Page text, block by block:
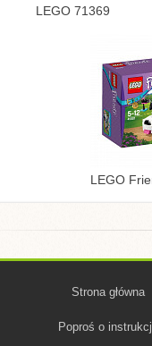
LEGO 71369
LEGO
Strona główna
Poproś o